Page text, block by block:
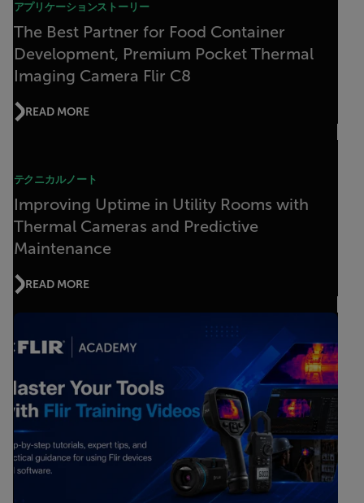
アプリケーションストーリー
The Best Partner for Food Container
Development, Premium Pocket Thermal
Imaging Camera Flir C8
READ MORE
テクニカルノート
Improving Uptime in Utility Rooms with
Thermal Cameras and Predictive
Maintenance
READ MORE